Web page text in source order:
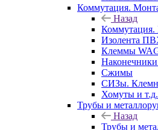
Коммутация.
Назад
Изолента
Клеммы
Сжимы
СИЗы.
Хомуты и т.д.
Трубы и
Назад
Трубы и